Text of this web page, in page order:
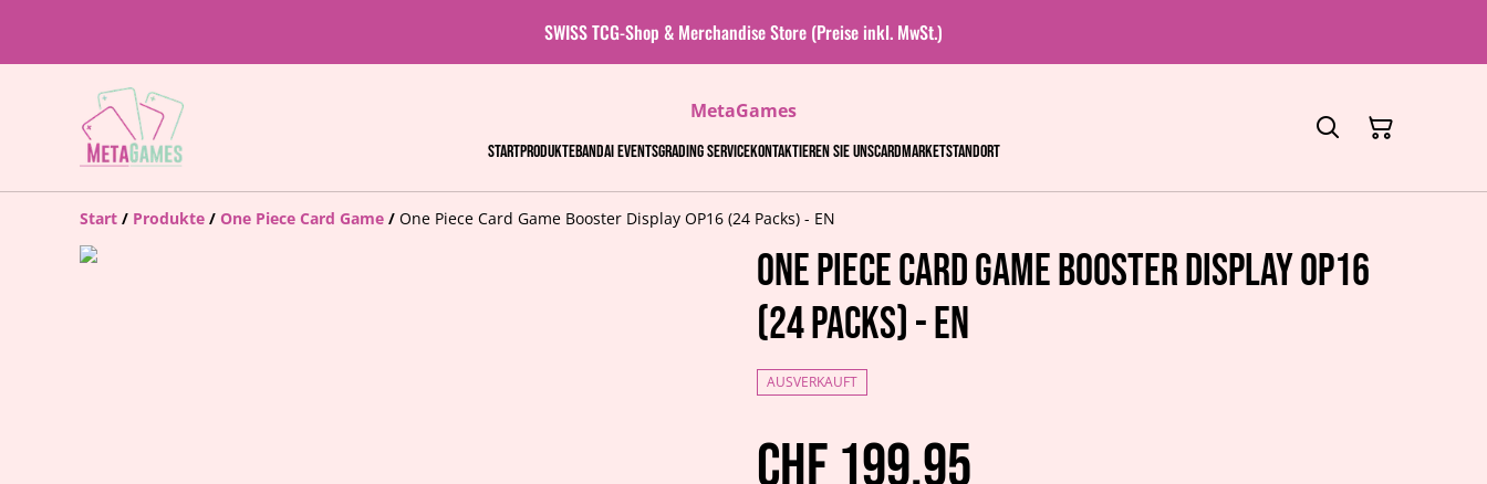
SWISS TCG-Shop & Merchandise Store (Preise inkl. MwSt.)
MetaGames
StartProdukteBandai eventsGrading ServiceKontaktieren Sie unsCardmarketStandort
Start / Produkte / One Piece Card Game / One Piece Card Game Booster Display OP16 (24 Packs) - EN
One Piece Card Game Booster Display OP16
(24 Packs) - EN
AUSVERKAUFT
CHF 199.95